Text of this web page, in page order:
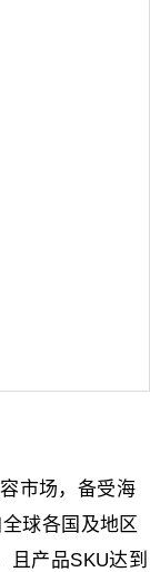
市场，备受海
球各国及地区
且产品SKU达到